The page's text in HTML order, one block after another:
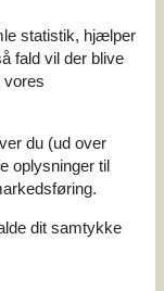
september 2025
Problems with
We in NL are
also be inclyded in
holiday place
statistik, hjælper
fald vil der blive
vores
du (ud over
oplysninger til
dit samtykke